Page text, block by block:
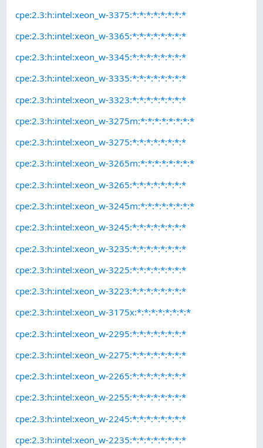
cpe:2.3:h:intel:xeon_w-3375:*:*:*:*:*:*:*:*
cpe:2.3:h:intel:xeon_w-3365:*:*:*:*:*:*:*:*
cpe:2.3:h:intel:xeon_w-3345:*:*:*:*:*:*:*:*
cpe:2.3:h:intel:xeon_w-3335:*:*:*:*:*:*:*:*
cpe:2.3:h:intel:xeon_w-3323:*:*:*:*:*:*:*:*
cpe:2.3:h:intel:xeon_w-3275m:*:*:*:*:*:*:*:*
cpe:2.3:h:intel:xeon_w-3275:*:*:*:*:*:*:*:*
cpe:2.3:h:intel:xeon_w-3265m:*:*:*:*:*:*:*:*
cpe:2.3:h:intel:xeon_w-3265:*:*:*:*:*:*:*:*
cpe:2.3:h:intel:xeon_w-3245m:*:*:*:*:*:*:*:*
cpe:2.3:h:intel:xeon_w-3245:*:*:*:*:*:*:*:*
cpe:2.3:h:intel:xeon_w-3235:*:*:*:*:*:*:*:*
cpe:2.3:h:intel:xeon_w-3225:*:*:*:*:*:*:*:*
cpe:2.3:h:intel:xeon_w-3223:*:*:*:*:*:*:*:*
cpe:2.3:h:intel:xeon_w-3175x:*:*:*:*:*:*:*:*
cpe:2.3:h:intel:xeon_w-2295:*:*:*:*:*:*:*:*
cpe:2.3:h:intel:xeon_w-2275:*:*:*:*:*:*:*:*
cpe:2.3:h:intel:xeon_w-2265:*:*:*:*:*:*:*:*
cpe:2.3:h:intel:xeon_w-2255:*:*:*:*:*:*:*:*
cpe:2.3:h:intel:xeon_w-2245:*:*:*:*:*:*:*:*
cpe:2.3:h:intel:xeon_w-2235:*:*:*:*:*:*:*:*